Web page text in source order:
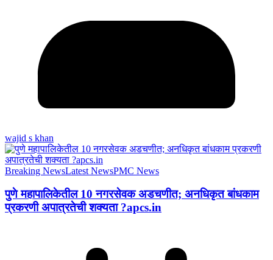
wajid s khan
Breaking NewsLatest NewsPMC News
पुणे महापालिकेतील 10 नगरसेवक अडचणीत; अनधिकृत बांधकाम
प्रकरणी अपात्रतेची शक्यता ?apcs.in